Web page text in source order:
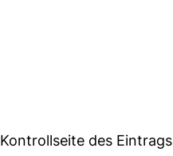
Kontrollseite des Eintrags